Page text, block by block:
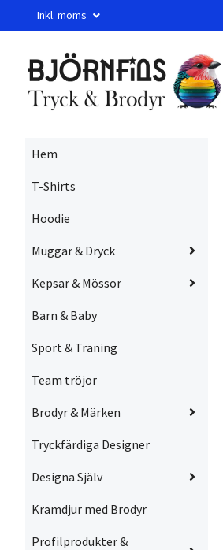
Inkl. moms
Hem
T-Shirts
Hoodie
Muggar & Dryck
Kepsar & Mössor
Barn & Baby
Sport & Träning
Team tröjor
Brodyr & Märken
Tryckfärdiga Designer
Designa Själv
Kramdjur med Brodyr
Profilprodukter &